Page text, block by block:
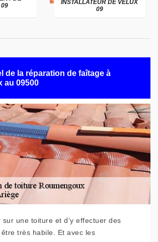
09
INSTALLATEUR DE VELUX
09
de la réparation de faîtage à
au 09500
une toiture et d’y effectuer des
très habile. Et avec les